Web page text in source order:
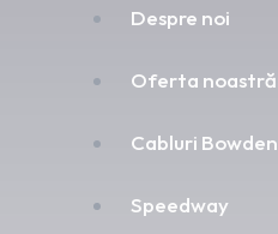
Despre noi
Oferta noastră
Cabluri Bowden
Speedway